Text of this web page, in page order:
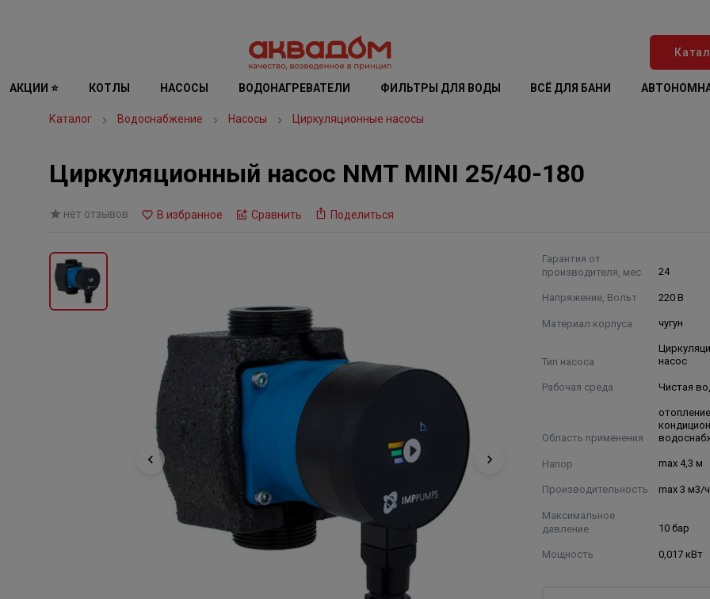
АКЦИИ ⭐ КОТЛЫ НАСОСЫ ВОДОНАГРЕВАТЕЛИ ФИЛЬТРЫ ДЛЯ ВОДЫ ВСЁ ДЛЯ БАНИ
Каталог Водоснабжение Насосы Циркуляционные насосы
Циркуляционный насос NMT MINI 25/40-180
нет отзывов В избранное Сравнить Поделиться
Гарантия от
производителя, мес.
24
Напряжение, Вольт 220 В
Материал корпуса чугун
Тип насоса
насос
Рабочая среда Чистая
Область применения
Напор max 4,3 м
Производительность max 3 м3/
Максимальное
давление
10 бар
Мощность 0,017 кВт